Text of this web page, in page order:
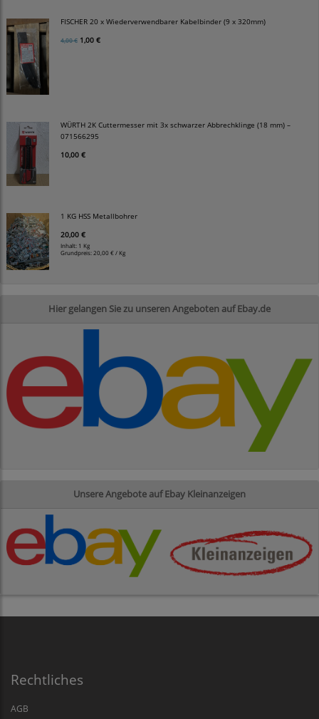
FISCHER 20 x Wiederverwendbarer Kabelbinder (9 x 320mm)
4,00 € 1,00 €
WÜRTH 2K Cuttermesser mit 3x schwarzer Abbrechklinge (18 mm) –
071566295
10,00 €
1 KG HSS Metallbohrer
20,00 €
Inhalt: 1 Kg
Grundpreis:20,00 € / Kg
Hier gelangen Sie zu unseren Angeboten auf Ebay.de
Unsere Angebote auf Ebay Kleinanzeigen
Rechtliches
AGB